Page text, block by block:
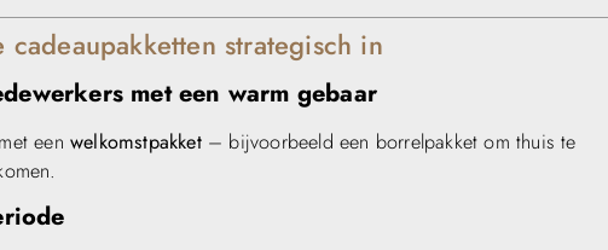
strategisch in
met een warm gebaar
een welkomstpakket– bijvoorbeeld een borrelpakket om thuis te